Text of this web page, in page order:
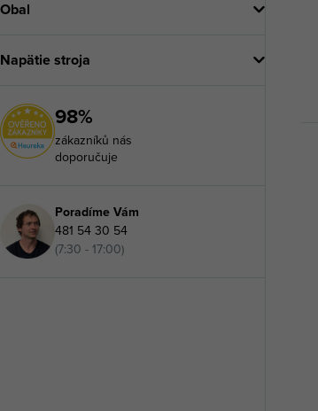
Obal
Napätie stroja
98%
zákazníků nás
doporučuje
Poradíme Vám
481 54 30 54
(7:30 - 17:00)